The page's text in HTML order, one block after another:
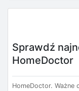
Sprawdź
HomeDoctor
HomeDoctor. Ważne